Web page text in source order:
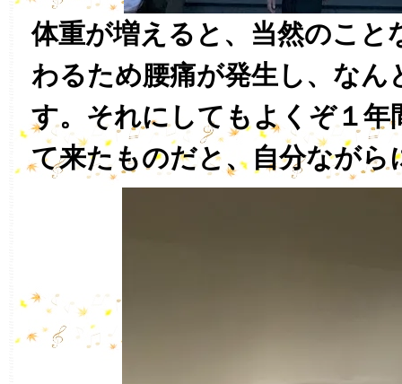
体重が増えると、当然のこと
わるため腰痛が発生し、なん
す。それにしてもよくぞ１年
て来たものだと、自分ながら